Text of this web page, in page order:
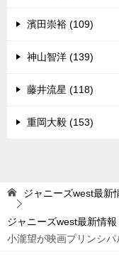
濱田崇裕 (109)
神山智洋 (139)
藤井流星 (118)
重岡大毅 (153)
ジャニーズwest最新
ジャニーズwest最新情報
小瀧望が映画プリンシパ